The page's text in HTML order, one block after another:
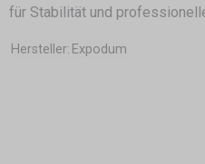
für Stabilität und
Hersteller: Expodum